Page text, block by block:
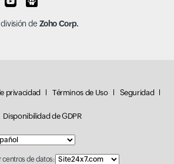
de Zoho Corp.
privacidad Términos de Uso Seguridad
Disponibilidad de GDPR
centros de datos: